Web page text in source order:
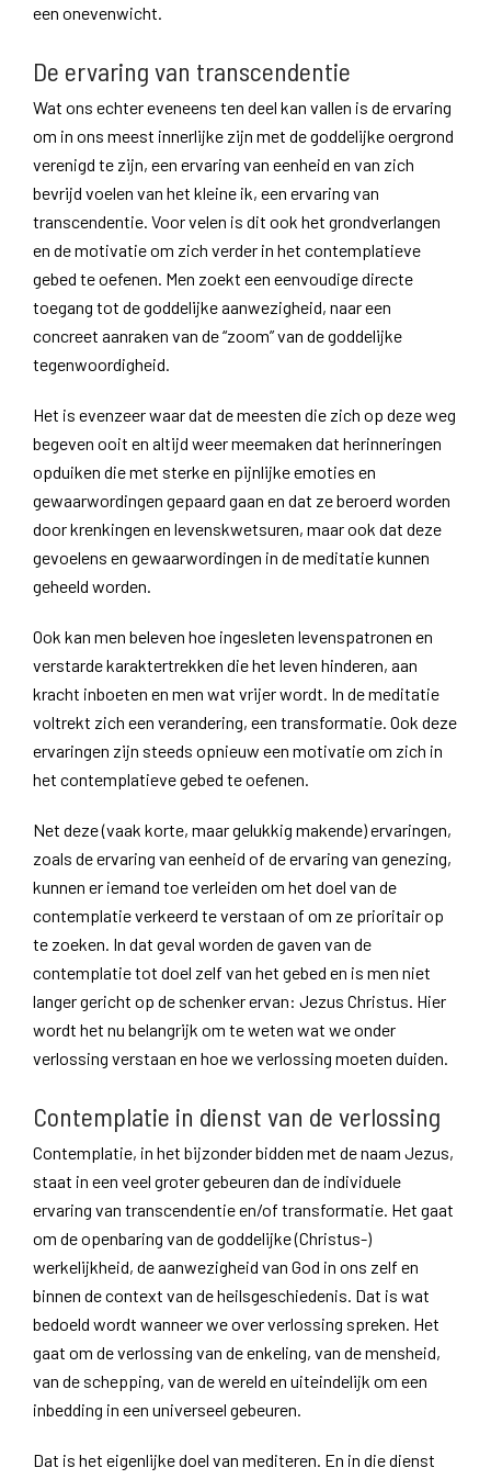
een onevenwicht.
De ervaring van transcendentie
Wat ons echter eveneens ten deel kan vallen is de ervaring
om in ons meest innerlijke zijn met de goddelijke oergrond
verenigd te zijn, een ervaring van eenheid en van zich
bevrijd voelen van het kleine ik, een ervaring van
transcendentie. Voor velen is dit ook het grondverlangen
en de motivatie om zich verder in het contemplatieve
gebed te oefenen. Men zoekt een eenvoudige directe
toegang tot de goddelijke aanwezigheid, naar een
concreet aanraken van de “zoom” van de goddelijke
tegenwoordigheid.
Het is evenzeer waar dat de meesten die zich op deze weg
begeven ooit en altijd weer meemaken dat herinneringen
opduiken die met sterke en pijnlijke emoties en
gewaarwordingen gepaard gaan en dat ze beroerd worden
door krenkingen en levenskwetsuren, maar ook dat deze
gevoelens en gewaarwordingen in de meditatie kunnen
geheeld worden.
Ook kan men beleven hoe ingesleten levenspatronen en
verstarde karaktertrekken die het leven hinderen, aan
kracht inboeten en men wat vrijer wordt. In de meditatie
voltrekt zich een verandering, een transformatie. Ook deze
ervaringen zijn steeds opnieuw een motivatie om zich in
het contemplatieve gebed te oefenen.
Net deze (vaak korte, maar gelukkig makende) ervaringen,
zoals de ervaring van eenheid of de ervaring van genezing,
kunnen er iemand toe verleiden om het doel van de
contemplatie verkeerd te verstaan of om ze prioritair op
te zoeken. In dat geval worden de gaven van de
contemplatie tot doel zelf van het gebed en is men niet
langer gericht op de schenker ervan: Jezus Christus. Hier
wordt het nu belangrijk om te weten wat we onder
verlossing verstaan en hoe we verlossing moeten duiden.
Contemplatie in dienst van de verlossing
Contemplatie, in het bijzonder bidden met de naam Jezus,
staat in een veel groter gebeuren dan de individuele
ervaring van transcendentie en/of transformatie. Het gaat
om de openbaring van de goddelijke (Christus-)
werkelijkheid, de aanwezigheid van God in ons zelf en
binnen de context van de heilsgeschiedenis. Dat is wat
bedoeld wordt wanneer we over verlossing spreken. Het
gaat om de verlossing van de enkeling, van de mensheid,
van de schepping, van de wereld en uiteindelijk om een
inbedding in een universeel gebeuren.
Dat is het eigenlijke doel van mediteren. En in die dienst